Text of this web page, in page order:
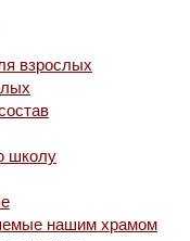
взрослых
школу
нашим храмом